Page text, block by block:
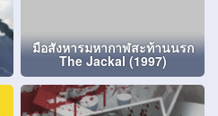
มือสังหารมหากาฬสะท้านนรก
The Jackal (1997)